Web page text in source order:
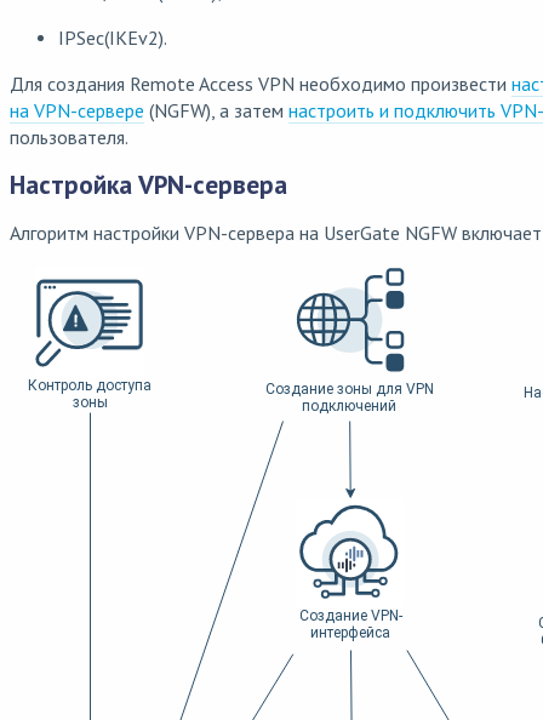
IPSec(IKEv2).
Для создания Remote Access VPN необходимо произвести
на VPN-сервере (NGFW), а затем настроить и подключить
пользователя.
Настройка VPN-сервера
Алгоритм настройки VPN-сервера на UserGate NGFW